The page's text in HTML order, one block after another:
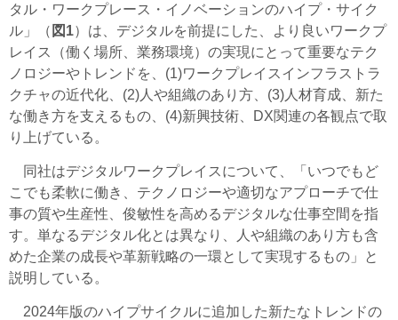
タル・ワークプレース・イノベーションのハイプ・サイク
ル」（ 図1）は、デジタルを前提にした、より良いワークプ
レイス（働く場所、業務環境）の実現にとって重要なテク
ノロジーやトレンドを、(1)ワークプレイスインフラストラ
クチャの近代化、(2)人や組織のあり方、(3)人材育成、新た
な働き方を支えるもの、(4)新興技術、DX関連の各観点で取
り上げている。
同社はデジタルワークプレイスについて、「いつでもど
こでも柔軟に働き、テクノロジーや適切なアプローチで仕
事の質や生産性、俊敏性を高めるデジタルな仕事空間を指
す。単なるデジタル化とは異なり、人や組織のあり方も含
めた企業の成長や革新戦略の一環として実現するもの」と
説明している。
2024年版のハイプサイクルに追加した新たなトレンドの